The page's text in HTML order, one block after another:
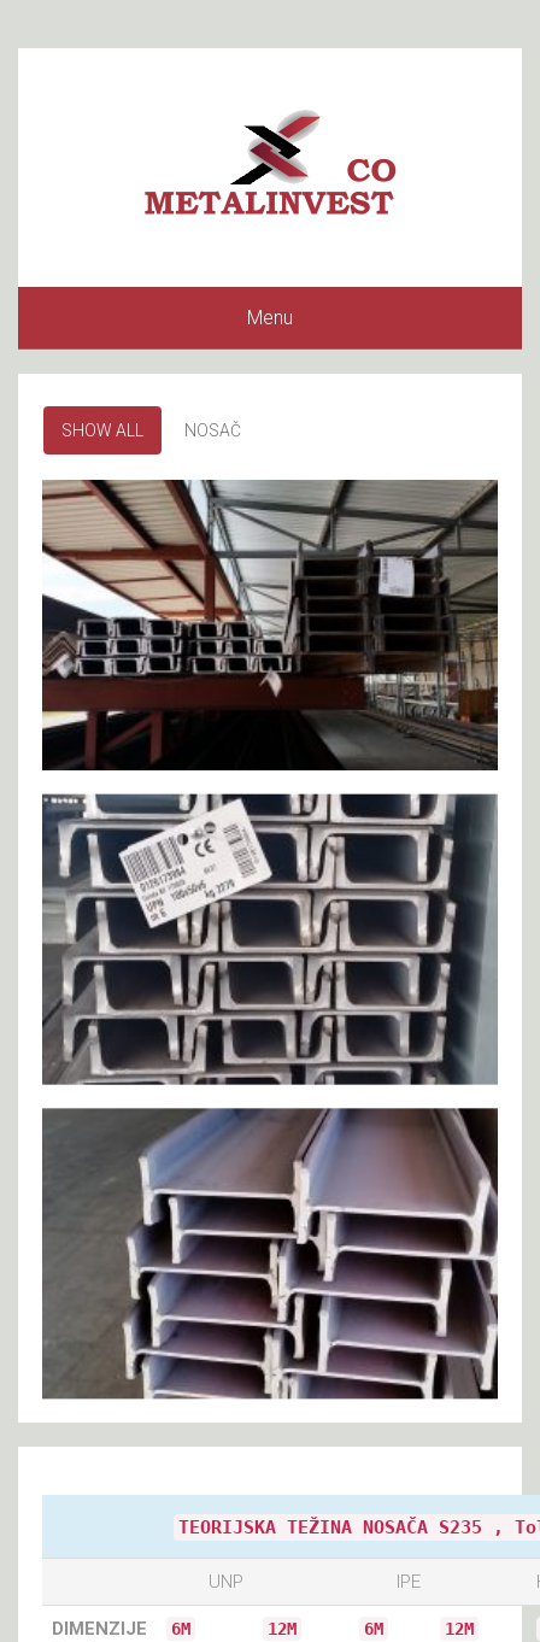
Menu
SHOW ALL NOSAČ
TEORIJSKA TEŽINA NOSAČA S235 ,
UNP IPE
DIMENZIJE
6M 12M 6M 12M